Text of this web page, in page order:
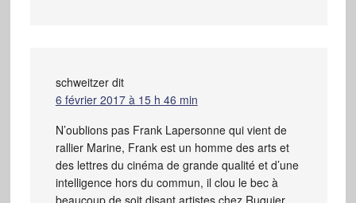
schweitzer dit
6 février 2017 à 15 h 46 min
N’oublions pas Frank Lapersonne qui vient de
rallier Marine, Frank est un homme des arts et
des lettres du cinéma de grande qualité et d’une
intelligence hors du commun, il clou le bec à
beaucoup de soit disant artistes chez Ruquier